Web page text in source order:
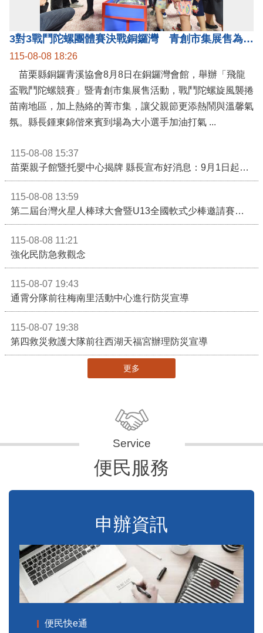
3對3戰鬥陀螺團體賽決戰銅鑼灣 青創市集展售為父親節增添繽紛
115-08-08 18:26
苗栗縣銅鑼青溪協會8月8日在銅鑼灣會館，舉辦「飛龍
盃戰鬥陀螺競賽」暨青創市集展售活動，戰鬥陀螺旋風襲捲
苗南地區，加上熱絡的菁市集，讓父親節更添熱鬧與溫馨氣
氛。縣長鍾東錦偕來賓到場為大小選手加油打氣 ...
115-08-08 15:37
苗栗親子館暨托嬰中心揭牌 縣長宣布好消息：9月1日起調降臨時托嬰費用
115-08-08 13:59
第二屆台灣火星人棒球大會暨U13全國軟式少棒邀請賽在苗栗舉辦
115-08-08 11:21
強化民防急救觀念
115-08-07 19:43
通霄分隊前往梅南里活動中心進行防災宣導
115-08-07 19:38
第四救災救護大隊前往西湖天福宮辦理防災宣導
更多
便民服務
申辦資訊
便民快e通